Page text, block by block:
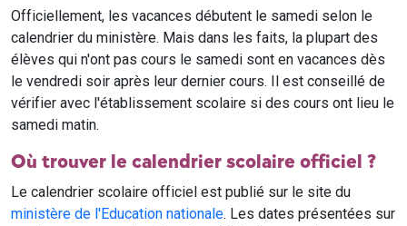
Officiellement, les vacances débutent le samedi selon le
calendrier du ministère. Mais dans les faits, la plupart des
élèves qui n'ont pas cours le samedi sont en vacances dès
le vendredi soir après leur dernier cours. Il est conseillé de
vérifier avec l'établissement scolaire si des cours ont lieu le
samedi matin.
Où trouver le calendrier scolaire officiel ?
Le calendrier scolaire officiel est publié sur le site du
ministère de l'Education nationale. Les dates présentées sur